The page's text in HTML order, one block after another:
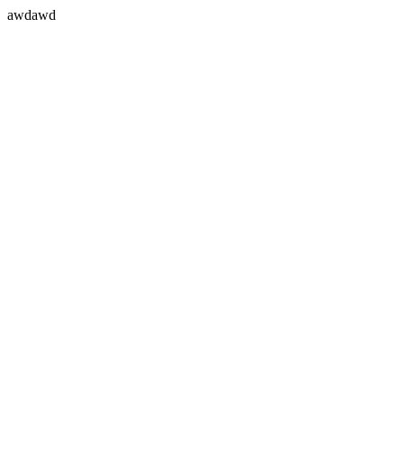
awdawd